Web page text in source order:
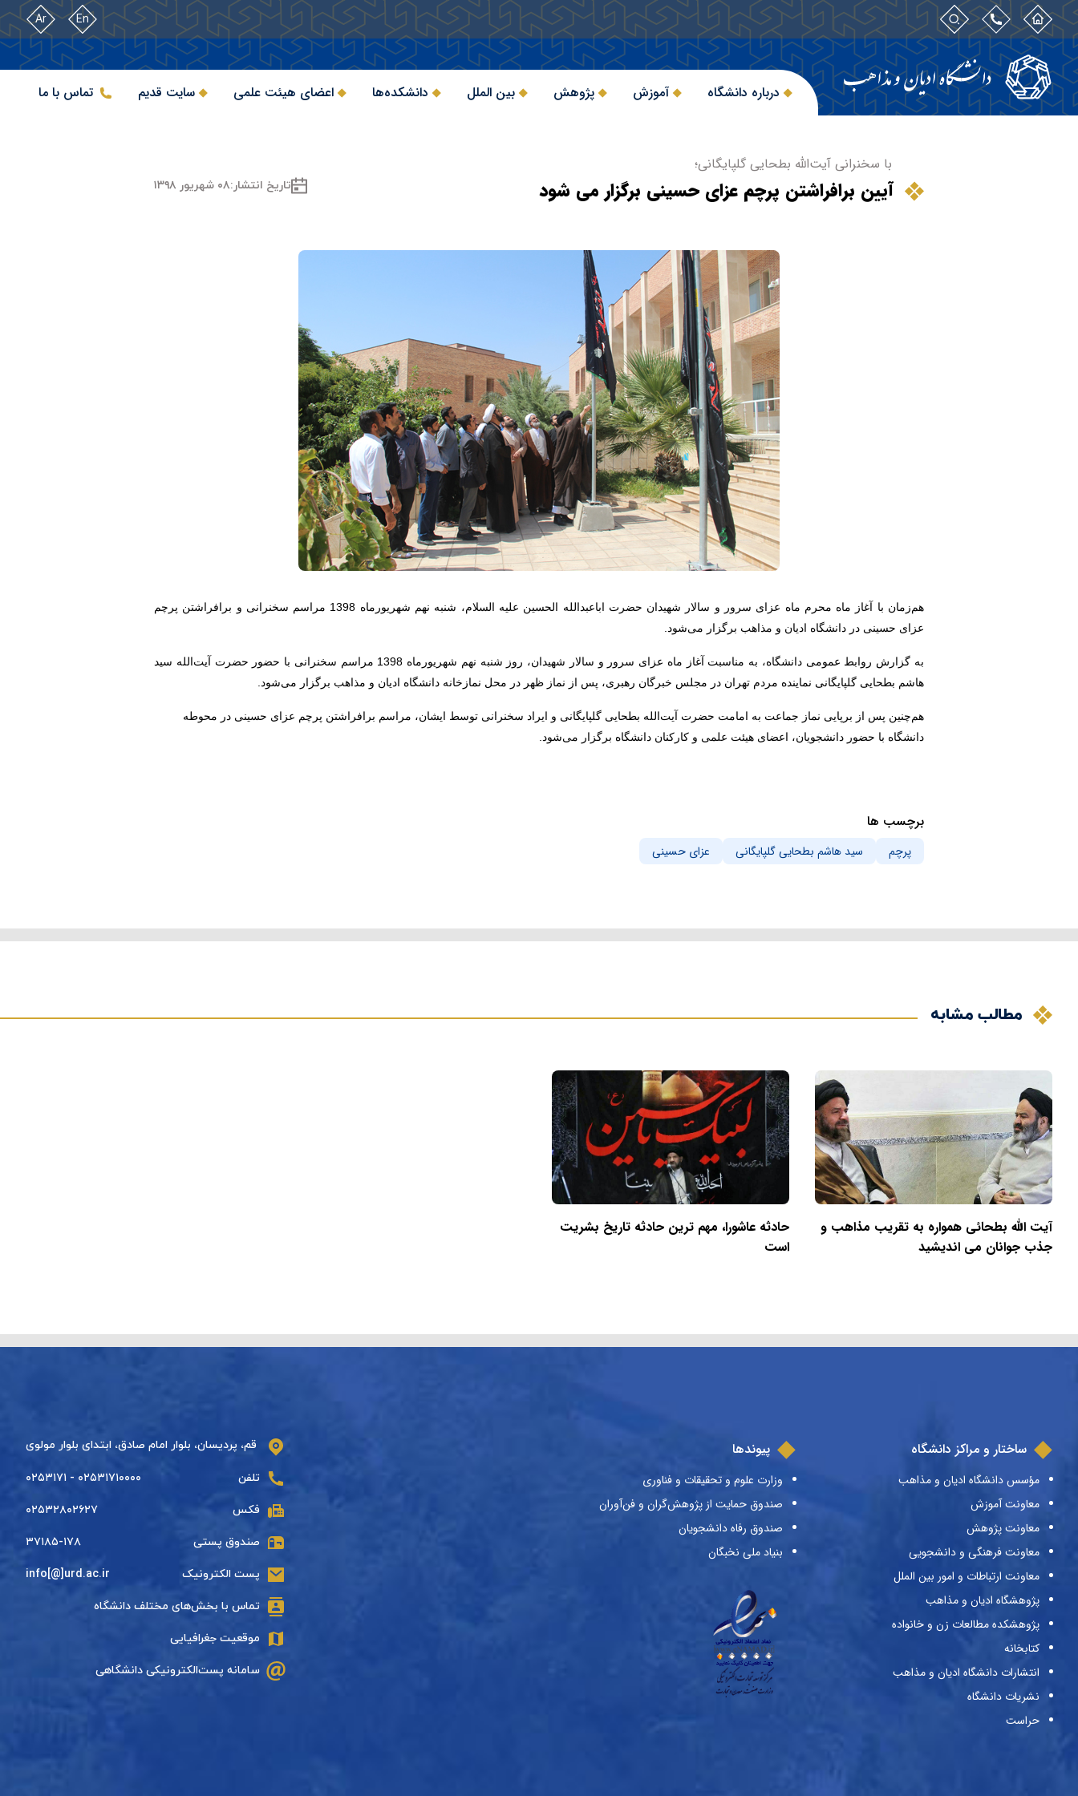
En
Ar
درباره دانشگاه آموزش پژوهش بین الملل دانشکده‌ها اعضای هیئت علمی سایت قدیم تماس با ما
با سخنرانی آیت‌الله بطحایی گلپایگانی؛
آیین برافراشتن پرچم عزای حسینی برگزار می شود تاریخ انتشار:۰۸ شهریور ۱۳۹۸
هم‌زمان با آغاز ماه محرم ماه عزای سرور و سالار شهیدان حضرت اباعبدالله الحسین علیه السلام، شنبه نهم شهریورماه 1398 مراسم سخنرانی و برافراشتن پرچم
عزای حسینی در دانشگاه ادیان و مذاهب برگزار می‌شود.
به گزارش روابط عمومی دانشگاه، به مناسبت آغاز ماه عزای سرور و سالار شهیدان، روز شنبه نهم شهریورماه 1398 مراسم سخنرانی با حضور حضرت آیت‌الله سید
هاشم بطحایی گلپایگانی نماینده مردم تهران در مجلس خبرگان رهبری، پس از نماز ظهر در محل نمازخانه دانشگاه ادیان و مذاهب برگزار می‌شود.
هم‌چنین پس از برپایی نماز جماعت به امامت حضرت آیت‌الله بطحایی گلپایگانی و ایراد سخنرانی توسط ایشان، مراسم برافراشتن پرچم عزای حسینی در محوطه
دانشگاه با حضور دانشجویان، اعضای هیئت علمی و کارکنان دانشگاه برگزار می‌شود.
برچسب ها
پرچم سید هاشم بطحایی گلپایگانی عزای حسینی
مطالب مشابه
آیت الله بطحائی همواره به تقریب مذاهب و
جذب جوانان می اندیشید
حادثه عاشورا، مهم ترین حادثه تاریخ بشریت
است
ساختار و مراکز دانشگاه
مؤسس دانشگاه ادیان و مذاهب
معاونت آموزش
معاونت پژوهش
معاونت فرهنگی و دانشجویی
معاونت ارتباطات و امور بین الملل
پژوهشگاه ادیان و مذاهب
پژوهشکده مطالعات زن و خانواده
کتابخانه
انتشارات دانشگاه ادیان و مذاهب
نشریات دانشگاه
حراست
پیوندها
وزارت علوم و تحقیقات و فناوری
صندوق حمایت از پژوهش‌گران و فن‌آوران
صندوق رفاه دانشجویان
بنیاد ملی نخبگان
قم، پردیسان، بلوار امام صادق، ابتدای بلوار مولوی
تلفن ۰۲۵۳۱۷۱۰۰۰۰ - ۰۲۵۳۱۷۱
فکس ۰۲۵۳۲۸۰۲۶۲۷
صندوق پستی ۳۷۱۸۵-۱۷۸
پست الکترونیک info[@]urd.ac.ir
تماس با بخش‌های مختلف دانشگاه
موقعیت جغرافیایی
سامانه پست‌الکترونیکی دانشگاهی